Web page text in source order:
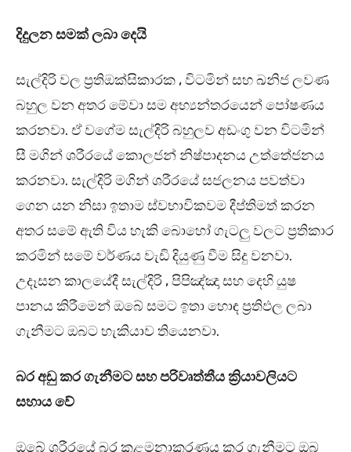
දිදුලන සමක් ලබා දෙයි
සැල්දිරි වල ප්‍රතිඔක්සිකාරක , විටමින් සහ ඛනිජ ලවණ
බහුල වන අතර මේවා සම අභ්‍යන්තරයෙන් පෝෂණය
කරනවා. ඒ වගේම සැල්දිරි බහුලව අඩංගු වන විටමින්
සී මගින් ශරීරයේ කොලජන් නිෂ්පාදනය උත්තේජනය
කරනවා. සැල්දිරි මගින් ශරීරයේ සජලනය පවත්වා
ගෙන යන නිසා ඉතාම ස්වභාවිකවම දීප්තිමත් කරන
අතර සමේ ඇති විය හැකි බොහෝ ගැටලු වලට ප්‍රතිකාර
කරමින් සමේ වර්ණය වැඩි දියුණු වීම සිදු වනවා.
උදෑසන කාලයේදී සැල්දිරි , පිපිඤ්ඤා සහ දෙහි යුෂ
පානය කිරීමෙන් ඔබේ සමට ඉතා හොඳ ප්‍රතිඵල ලබා
ගැනීමට ඔබට හැකියාව තියෙනවා.
බර අඩු කර ගැනීමට සහ පරිවෘත්තීය ක්‍රියාවලියට
සහාය වේ
ඔබේ ශරීරයේ බර කළමනාකරණය කර ගැනීමට ඔබ